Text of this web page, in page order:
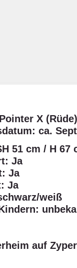
X (Rüde)
ca.
51 cm / H 67
Ja
Ja
Ja
weiß
auf